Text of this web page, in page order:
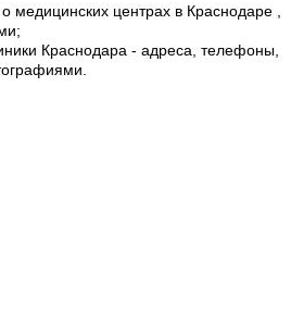
медицинских центрах в Краснодаре ,
Краснодара - адреса, телефоны,